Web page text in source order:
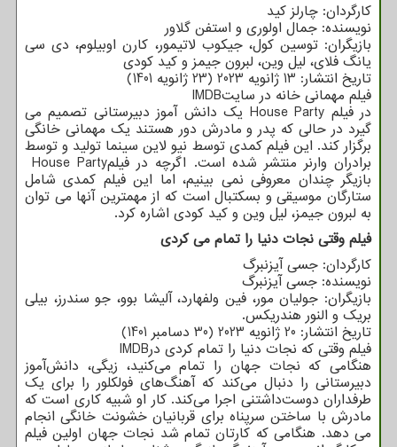
کارگردان: چارلز کید
نویسنده: جمال اولوری و استفن گلاور
بازیگران: توسین کول، جیکوب لاتیمور، کارن اوبیلوم، دی سی
یانگ فلای، لیل وین، لبرون جیمز و کید کودی
تاریخ انتشار: 13 ژانویه 2023 (23 ژانویه 1401)
فیلم مهمانی خانه در سایتIMDB
در فیلم House Party یک دانش آموز دبیرستانی تصمیم می
گیرد در حالی که پدر و مادرش دور هستند یک مهمانی خانگی
برگزار کند. این فیلم کمدی توسط نیو لاین سینما تولید و توسط
برادران وارنر منتشر شده است. اگرچه در فیلمHouse Party
بازیگر چندان معروفی نمی بینیم، اما این فیلم کمدی شامل
ستارگان موسیقی و بسکتبال است که از مهمترین آنها می توان
به لبرون جیمز، لیل وین و کید کودی اشاره کرد.
فیلم وقتی نجات دنیا را تمام می کردی
کارگردان: جسی آیزنبرگ
نویسنده: جسی آیزنبرگ
بازیگران: جولیان مور، فین ولفهارد، آلیشا بوو، جو سندرز، بیلی
بریک و النور هندریکس.
تاریخ انتشار: 20 ژانویه 2023 (30 دسامبر 1401)
فیلم وقتی که نجات دنیا را تمام کردی درIMDB
هنگامی که نجات جهان را تمام می‌کنید، زیگی، دانش‌آموز
دبیرستانی را دنبال می‌کند که آهنگ‌های فولکلور را برای یک
طرفداران دوست‌داشتنی اجرا می‌کند. کار او شبیه کاری است که
مادرش با ساختن سرپناه برای قربانیان خشونت خانگی انجام
می دهد. هنگامی که کارتان تمام شد نجات جهان اولین فیلم